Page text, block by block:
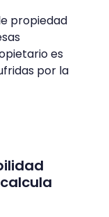
propiedad
es
por la